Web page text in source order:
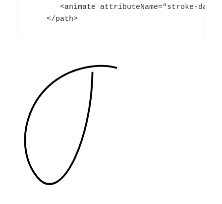
<animate attributeName="stroke-
    </path>